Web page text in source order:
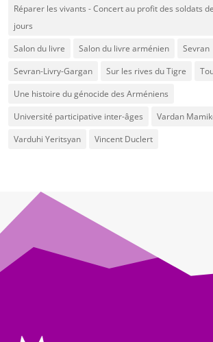
Réparer les vivants - Concert au profit des soldats
jours
Salon du livre
Salon du livre arménien
Sevran
Sevran-Livry-Gargan
Sur les rives du Tigre
Une histoire du génocide des Arméniens
Université participative inter-âges
Vardan
Varduhi Yeritsyan
Vincent Duclert